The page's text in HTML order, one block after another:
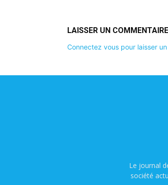
LAISSER UN COMMENTAIRE
Connectez vous pour laisser
Le journal
société